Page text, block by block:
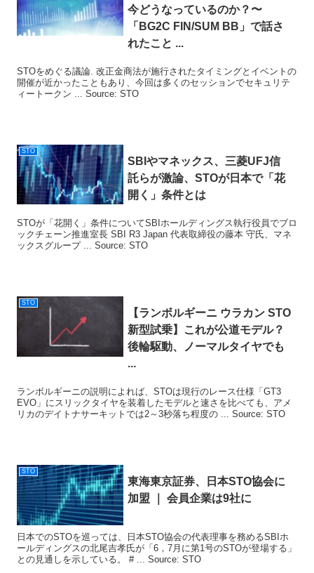
今どうなっているのか？〜
「BG2C FIN/SUM BB」で話さ
れたこと ...
STOをめぐる議論. 改正金商法が施行されたタイミングとイベントの
開催が近かったこともあり、今回は多くのセッションでセキュリテ
ィートークン ... Source: STO
STO
SBIやマネックス、三菱UFJ信
託らが激論、STOが日本で「花
開く」条件とは
STOが「花開く」条件についてSBIホールディングス執行役員でブロ
ックチェーン推進室長 SBI R3 Japan 代表取締役の藤本 守氏、マネ
ックスグループ ... Source: STO
STO
【ランボルギーニ ウラカンSTO
新型試乗】これが公道モデル？
後輪駆動、ノーマルタイヤでも
...
ランボルギーニの説明によれば、STOは現行のレース仕様「GT3
EVO」にスリックタイヤを装着したモデルと速さを比べても、アメ
リカのデイトナサーキットでは2～3秒落ち程度の ... Source: STO
STO
東海東京証券、日本STO協会に
加盟 ｜ 会員企業は9社に
日本でのSTOを巡っては、日本STO協会の代表理事を務めるSBIホ
ールディングスの北尾吉孝氏が「6，7月に第1号のSTOが登場する」
との見通しを示している。 # ... Source: STO